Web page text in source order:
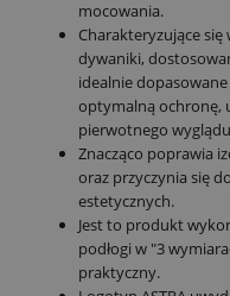
mocowania.
Charakteryzujące
dywaniki,
idealnie
optymalną ochronę,
pierwotnego
Znacząco poprawia
oraz przyczynia się
estetycznych.
Jest to produkt
podłogi w "3
praktyczny.